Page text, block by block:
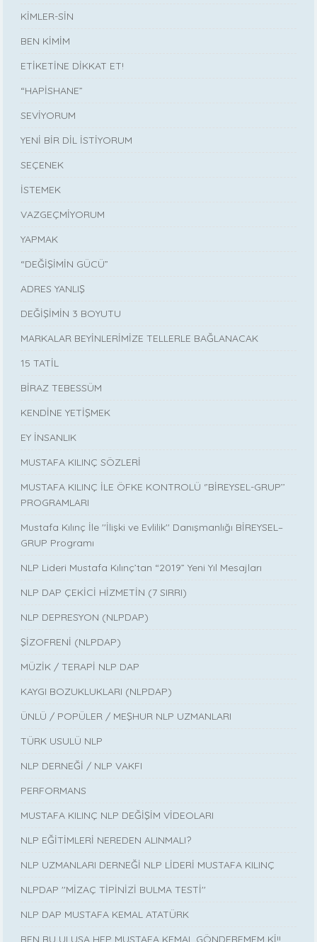
KİMLER-SİN
BEN KİMİM
ETİKETİNE DİKKAT ET!
“HAPİSHANE”
SEVİYORUM
YENİ BİR DİL İSTİYORUM
SEÇENEK
İSTEMEK
VAZGEÇMİYORUM
YAPMAK
“DEĞİŞİMİN GÜCÜ”
ADRES YANLIŞ
DEĞİŞİMİN 3 BOYUTU
MARKALAR BEYİNLERİMİZE TELLERLE BAĞLANACAK
15 TATİL
BİRAZ TEBESSÜM
KENDİNE YETİŞMEK
EY İNSANLIK
MUSTAFA KILINÇ SÖZLERİ
MUSTAFA KILINÇ İLE ÖFKE KONTROLÜ ‘’BİREYSEL-GRUP’’
PROGRAMLARI
Mustafa Kılınç İle ''İlişki ve Evlilik'' Danışmanlığı BİREYSEL–
GRUP Programı
NLP Lideri Mustafa Kılınç’tan “2019” Yeni Yıl Mesajları
NLP DAP ÇEKİCİ HİZMETİN (7 SIRRI)
NLP DEPRESYON (NLPDAP)
ŞİZOFRENİ (NLPDAP)
MÜZİK / TERAPİ NLP DAP
KAYGI BOZUKLUKLARI (NLPDAP)
ÜNLÜ / POPÜLER / MEŞHUR NLP UZMANLARI
TÜRK USULÜ NLP
NLP DERNEĞİ / NLP VAKFI
PERFORMANS
MUSTAFA KILINÇ NLP DEĞİŞİM VİDEOLARI
NLP EĞİTİMLERİ NEREDEN ALINMALI?
NLP UZMANLARI DERNEĞİ NLP LİDERİ MUSTAFA KILINÇ
NLPDAP ''MİZAÇ TİPİNİZİ BULMA TESTİ''
NLP DAP MUSTAFA KEMAL ATATÜRK
BEN BU ULUSA HEP MUSTAFA KEMAL GÖNDEREMEM Kİ!!